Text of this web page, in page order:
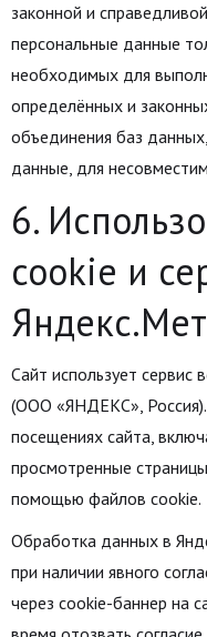
законной и
персональные данные
необходимых для
определённых и
объединения баз
данные, для
6.
cookie и
Сайт использует сервис
(ООО «ЯНДЕКС»,
посещениях сайта,
просмотренные
помощью файлов cookie.
Обработка данных в
при наличии явного
через cookie-баннер на